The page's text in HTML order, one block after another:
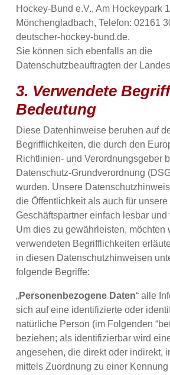
Hockey-Bund e.V., Am Hockeypark
Mönchengladbach, Telefon: 02161
deutscher-hockey-bund.de.
Sie können sich ebenfalls an die
Datenschutzbeauftragten der
3. Verwendete
Bedeutung
Diese Datenhinweise beruhen auf
Begrifflichkeiten, die durch den
Richtlinien- und Verordnungsgeber
Datenschutz-Grundverordnung
wurden. Unsere
die Öffentlichkeit als auch für
Geschäftspartner einfach lesbar
Um dies zu gewährleisten, möchten
verwendeten Begrifflichkeiten
in diesen Datenschutzhinweisen
folgende Begriffe:
„Personenbezogene Daten“ alle
sich auf eine identifizierte oder
natürliche Person (im Folgenden
beziehen; als identifizierbar wird
angesehen, die direkt oder indirekt,
mittels Zuordnung zu einer